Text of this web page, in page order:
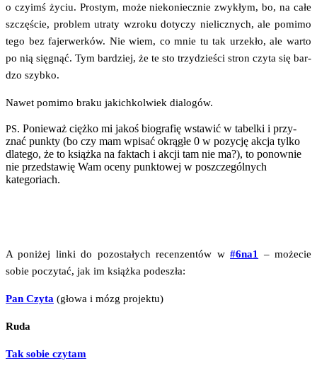
o czy­imś życiu. Pro­stym, może nie­ko­niecz­nie zwy­kłym, bo, na całe
szczę­ście, pro­blem utra­ty wzro­ku doty­czy nie­licz­nych, ale pomi­mo
tego bez fajer­wer­ków. Nie wiem, co mnie tu tak urze­kło, ale war­to
po nią się­gnąć. Tym bar­dziej, że te sto trzy­dzie­ści stron czy­ta się bar­
dzo szybko.
Nawet pomi­mo bra­ku jakich­kol­wiek dialogów.
PS. Ponie­waż cięż­ko mi jakoś bio­gra­fię wsta­wić w tabel­ki i przy­
znać punk­ty (bo czy mam wpi­sać okrą­głe 0 w pozy­cję akcja tyl­ko
dla­te­go, że to książ­ka na fak­tach i akcji tam nie ma?), to ponow­nie
nie przed­sta­wię Wam oce­ny punk­to­wej w poszcze­gól­nych
kategoriach.
A poni­żej lin­ki do pozo­sta­łych recen­zen­tów w#6na1 – może­cie
sobie poczy­tać, jak im książ­ka podeszła:
Pan Czy­ta (gło­wa i mózg projektu)
Ruda
Tak sobie czytam